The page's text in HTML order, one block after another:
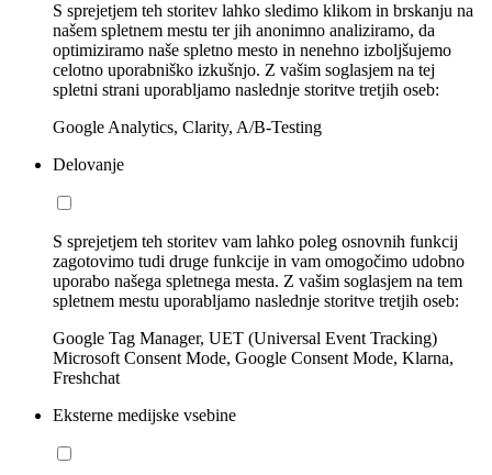
S sprejetjem teh storitev lahko sledimo klikom in brskanju na
našem spletnem mestu ter jih anonimno analiziramo, da
optimiziramo naše spletno mesto in nenehno izboljšujemo
celotno uporabniško izkušnjo. Z vašim soglasjem na tej
spletni strani uporabljamo naslednje storitve tretjih oseb:
Google Analytics, Clarity, A/B-Testing
Delovanje
S sprejetjem teh storitev vam lahko poleg osnovnih funkcij
zagotovimo tudi druge funkcije in vam omogočimo udobno
uporabo našega spletnega mesta. Z vašim soglasjem na tem
spletnem mestu uporabljamo naslednje storitve tretjih oseb:
Google Tag Manager, UET (Universal Event Tracking)
Microsoft Consent Mode, Google Consent Mode, Klarna,
Freshchat
Eksterne medijske vsebine